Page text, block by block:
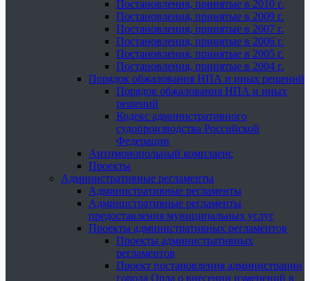
Постановления, принятые в 2010 г.
Постановления, принятые в 2009 г.
Постановления, принятые в 2007 г.
Постановления, принятые в 2006 г.
Постановления, принятые в 2005 г.
Постановления, принятые в 2004 г.
Порядок обжалования НПА и иных решений
Порядок обжалования НПА и иных
решений
Кодекс административного
судопроизводства Российской
Федерации
Антимонопольный комплаенс
Проекты
Административные регламенты
Административные регламенты
Административные регламенты
предоставления муниципальных услуг
Проекты административных регламентов
Проекты административных
регламентов
Проект постановления администрации
города Орла о внесении изменений в